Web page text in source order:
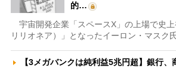
的…
宇宙開発企業「スペースX」の上場で史上
リリオネア）」となったイーロン・マスク
【3メガバンクは純利益5兆円超】銀行